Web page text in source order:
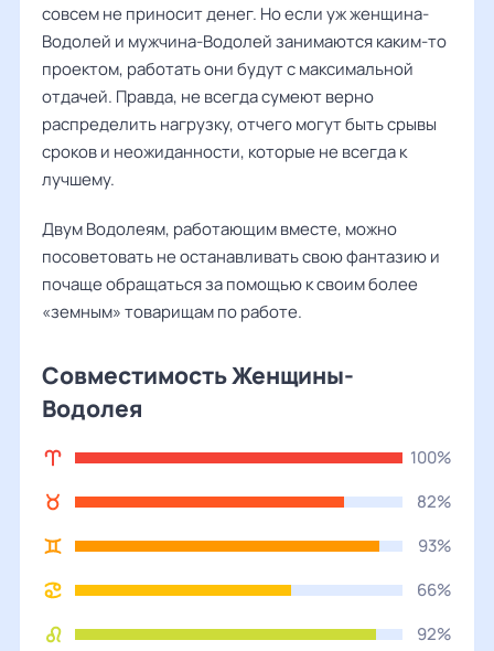
совсем не приносит денег. Но если уж женщина-
Водолей и мужчина-Водолей занимаются каким-то
проектом, работать они будут с максимальной
отдачей. Правда, не всегда сумеют верно
распределить нагрузку, отчего могут быть срывы
сроков и неожиданности, которые не всегда к
лучшему.
Двум Водолеям, работающим вместе, можно
посоветовать не останавливать свою фантазию и
почаще обращаться за помощью к своим более
«земным» товарищам по работе.
Совместимость Женщины-
Водолея
100%
82%
93%
66%
92%